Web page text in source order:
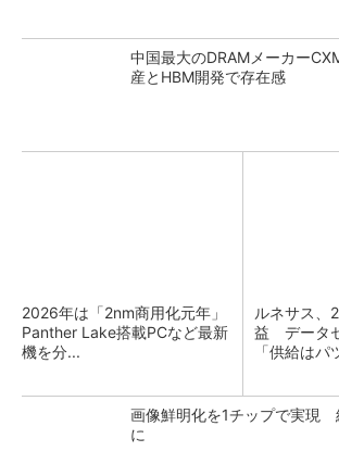
中国最大のDRAMメーカー
産とHBM開発で存在感
2026年は「2nm商用化元年」
Panther Lake搭載PCなど最新
機を分...
ルネサス、
益 データ
「供給はパ
画像鮮明化を1チップで実現
に